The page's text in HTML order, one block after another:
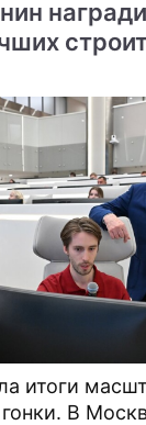
итоги
В